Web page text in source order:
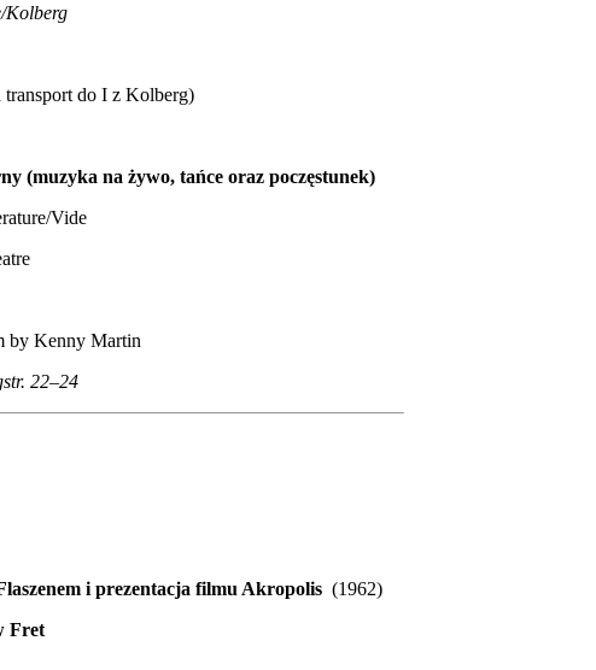
Kolberg
do I z Kolberg)
(muzyka na żywo, tańce oraz poczęstunek)
Vide
by Kenny Martin
22–24
i prezentacja filmu Akropolis (1962)
Fret